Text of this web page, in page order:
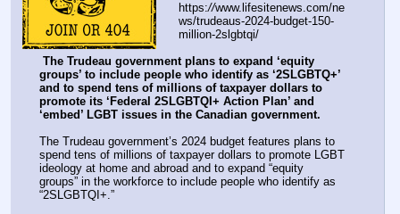
https://www.lifesitenews.com/ne
ws/trudeaus-2024-budget-150-
million-2slgbtqi/
The Trudeau government plans to expand ‘equity
groups’ to include people who identify as ‘2SLGBTQ+’
and to spend tens of millions of taxpayer dollars to
promote its ‘Federal 2SLGBTQI+ Action Plan’ and
‘embed’ LGBT issues in the Canadian government.
The Trudeau government’s 2024 budget features plans to
spend tens of millions of taxpayer dollars to promote LGBT
ideology at home and abroad and to expand “equity
groups” in the workforce to include people who identify as
“2SLGBTQI+.”